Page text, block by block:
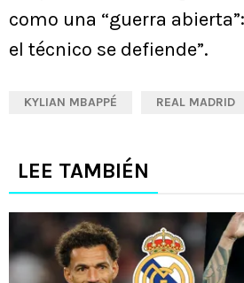
como una “guerra
el técnico se defiende”.
KYLIAN MBAPPÉ REAL MADRID
LEE TAMBIÉN